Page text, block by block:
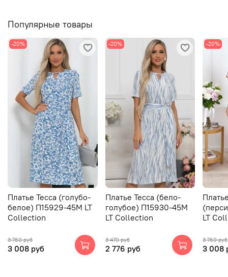
Популярные товары
-20%
Платье Тесса (голубо-
белое) П15929-45М LT
Collection
3 760 руб
3 008 руб
-20%
Платье Тесса (бело-
голубое) П15930-45М
LT Collection
3 470 руб
2 776 руб
-20%
LT
3 760 руб
3 008